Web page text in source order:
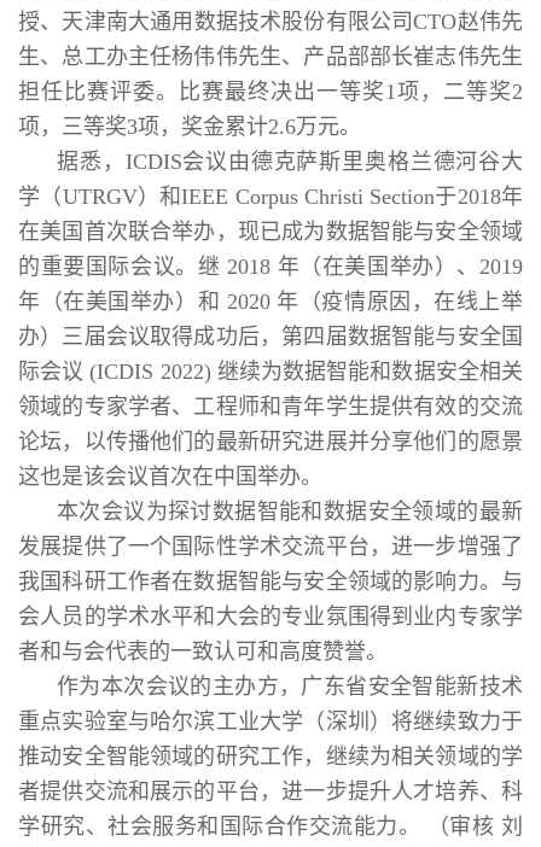
授、天津南大通用数据技术股份有限公司CTO赵伟先
生、总工办主任杨伟伟先生、产品部部长崔志伟先生
担任比赛评委。比赛最终决出一等奖1项，二等奖2
项，三等奖3项，奖金累计2.6万元。
据悉，ICDIS会议由德克萨斯里奥格兰德河谷大
学（UTRGV）和IEEE Corpus Christi Section于2018年
在美国首次联合举办，现已成为数据智能与安全领域
的重要国际会议。继 2018 年（在美国举办）、2019
年（在美国举办）和 2020 年（疫情原因，在线上举
办）三届会议取得成功后，第四届数据智能与安全国
际会议 (ICDIS 2022) 继续为数据智能和数据安全相关
领域的专家学者、工程师和青年学生提供有效的交流
论坛，以传播他们的最新研究进展并分享他们的愿景
这也是该会议首次在中国举办。
本次会议为探讨数据智能和数据安全领域的最新
发展提供了一个国际性学术交流平台，进一步增强了
我国科研工作者在数据智能与安全领域的影响力。与
会人员的学术水平和大会的专业氛围得到业内专家学
者和与会代表的一致认可和高度赞誉。
作为本次会议的主办方，广东省安全智能新技术
重点实验室与哈尔滨工业大学（深圳）将继续致力于
推动安全智能领域的研究工作，继续为相关领域的学
者提供交流和展示的平台，进一步提升人才培养、科
学研究、社会服务和国际合作交流能力。 （审核 刘